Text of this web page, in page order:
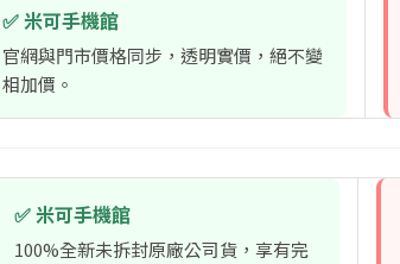
✅ 米可手機館
官網與門市價格同步，透明實價，絕不變
相加價。
✅ 米可手機館
100%全新未拆封原廠公司貨，享有完